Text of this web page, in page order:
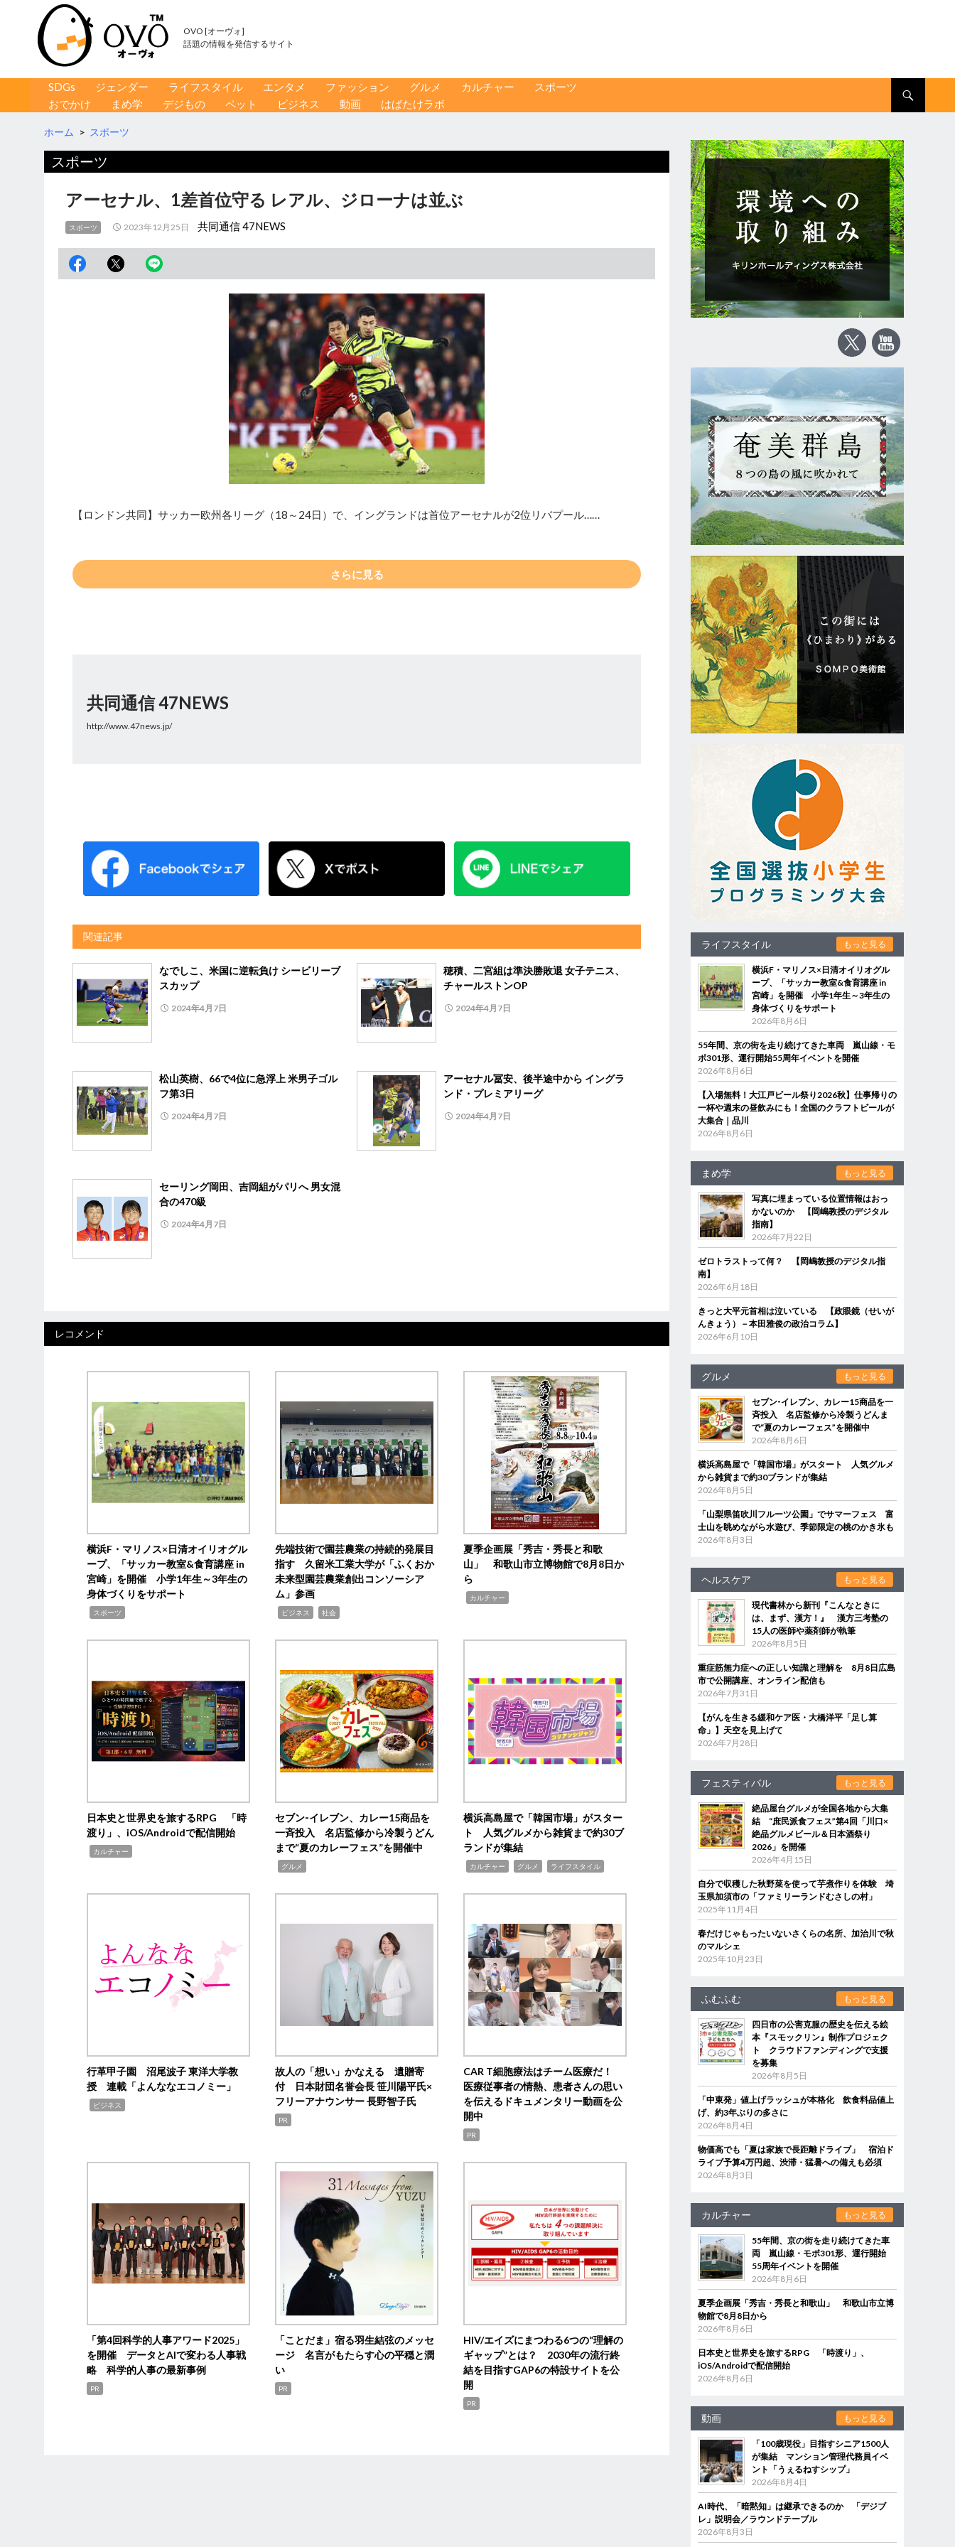
OVO [オーヴォ]
話題の情報を発信するサイト
コンテンツへ移動
SDGs ジェンダー ライフスタイル エンタメ ファッション グルメ カルチャー
スポーツ
おでかけ
まめ学 デジもの ペット ビジネス 動画 はばたけラボ
ホーム > スポーツ
スポーツ
アーセナル、1差首位守る レアル、ジローナは並ぶ
スポーツ 2023年12月25日 共同通信 47NEWS
【ロンドン共同】サッカー欧州各リーグ（18～24日）で、イングランドは首位アーセナルが2位リバプール……
さらに見る
共同通信 47NEWS
http://www.47news.jp/
関連記事
なでしこ、米国に逆転負け シービリーブ
スカップ
2024年4月7日
穂積、二宮組は準決勝敗退 女子テニス、
チャールストンOP
2024年4月7日
松山英樹、66で4位に急浮上 米男子ゴル
フ第3日
2024年4月7日
アーセナル冨安、後半途中から イングラ
ンド・プレミアリーグ
2024年4月7日
セーリング岡田、吉岡組がパリへ 男女混
合の470級
2024年4月7日
レコメンド
横浜F・マリノス×日清オイリオグル
ープ、「サッカー教室&食育講座 in
宮崎」を開催 小学1年生～3年生の
身体づくりをサポート
スポーツ
先端技術で園芸農業の持続的発展目
指す 久留米工業大学が「ふくおか
未来型園芸農業創出コンソーシア
ム」参画
ビジネス 社会
夏季企画展「秀吉・秀長と和歌
山」 和歌山市立博物館で8月8日か
ら
カルチャー
日本史と世界史を旅するRPG 「時
渡り」、iOS/Androidで配信開始
カルチャー
セブン‐イレブン、カレー15商品を
一斉投入 名店監修から冷製うどん
まで“夏のカレーフェス”を開催中
グルメ
横浜高島屋で「韓国市場」がスター
ト 人気グルメから雑貨まで約30ブ
ランドが集結
カルチャー グルメ ライフスタイル
行革甲子園 沼尾波子 東洋大学教
授 連載「よんななエコノミー」
ビジネス
故人の「想い」かなえる 遺贈寄
付 日本財団名誉会長 笹川陽平氏×
フリーアナウンサー 長野智子氏
PR
CAR T細胞療法はチーム医療だ！
医療従事者の情熱、患者さんの思い
を伝えるドキュメンタリー動画を公
開中
PR
「第4回科学的人事アワード2025」
を開催 データとAIで変わる人事戦
略 科学的人事の最新事例
PR
「ことだま」宿る羽生結弦のメッセ
ージ 名言がもたらす心の平穏と潤
い
PR
HIV/エイズにまつわる6つの“理解の
ギャップ”とは？ 2030年の流行終
結を目指すGAP6の特設サイトを公
開
PR
ライフスタイル もっと見る
横浜F・マリノス×日清オイリオグル
ープ、「サッカー教室&食育講座 in
宮崎」を開催 小学1年生～3年生の
身体づくりをサポート
2026年8月6日
55年間、京の街を走り続けてきた車両 嵐山線・モ
ボ301形、運行開始55周年イベントを開催
2026年8月6日
【入場無料！大江戸ビール祭り2026秋】仕事帰りの
一杯や週末の昼飲みにも！全国のクラフトビールが
大集合｜品川
2026年8月6日
まめ学 もっと見る
写真に埋まっている位置情報はおっ
かないのか 【岡嶋教授のデジタル
指南】
2026年7月22日
ゼロトラストって何？ 【岡嶋教授のデジタル指
南】
2026年6月18日
きっと大平元首相は泣いている 【政眼鏡（せいが
んきょう）－本田雅俊の政治コラム】
2026年6月10日
グルメ もっと見る
セブン‐イレブン、カレー15商品を一
斉投入 名店監修から冷製うどんま
で“夏のカレーフェス”を開催中
2026年8月6日
横浜高島屋で「韓国市場」がスタート 人気グルメ
から雑貨まで約30ブランドが集結
2026年8月5日
「山梨県笛吹川フルーツ公園」でサマーフェス 富
士山を眺めながら水遊び、季節限定の桃のかき氷も
2026年8月3日
ヘルスケア もっと見る
現代書林から新刊『こんなときに
は、まず、漢方！』 漢方三考塾の
15人の医師や薬剤師が執筆
2026年8月5日
重症筋無力症への正しい知識と理解を 8月8日広島
市で公開講座、オンライン配信も
2026年7月31日
【がんを生きる緩和ケア医・大橋洋平「足し算
命」】天空を見上げて
2026年7月28日
フェスティバル もっと見る
絶品屋台グルメが全国各地から大集
結 “庶民派食フェス”第4回「川口×
絶品グルメビール＆日本酒祭り
2026」を開催
2026年4月15日
自分で収穫した秋野菜を使って芋煮作りを体験 埼
玉県加須市の「ファミリーランドむさしの村」
2025年11月4日
春だけじゃもったいないさくらの名所、加治川で秋
のマルシェ
2025年10月23日
ふむふむ もっと見る
四日市の公害克服の歴史を伝える絵
本『スモックリン』制作プロジェク
ト クラウドファンディングで支援
を募集
2026年8月5日
「中東発」値上げラッシュが本格化 飲食料品値上
げ、約3年ぶりの多さに
2026年8月4日
物価高でも「夏は家族で長距離ドライブ」 宿泊ド
ライブ予算4万円超、渋滞・猛暑への備えも必須
2026年8月3日
カルチャー もっと見る
55年間、京の街を走り続けてきた車
両 嵐山線・モボ301形、運行開始
55周年イベントを開催
2026年8月6日
夏季企画展「秀吉・秀長と和歌山」 和歌山市立博
物館で8月8日から
2026年8月6日
日本史と世界史を旅するRPG 「時渡り」、
iOS/Androidで配信開始
2026年8月6日
動画 もっと見る
「100歳現役」目指すシニア1500人
が集結 マンション管理代務員イベ
ント「うぇるねすシップ」
2026年8月4日
AI時代、「暗黙知」は継承できるのか 「デジブ
レ」説明会／ラウンドテーブル
2026年8月3日